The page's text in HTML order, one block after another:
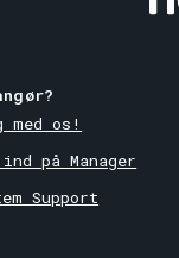
med os!
på Manager
Support